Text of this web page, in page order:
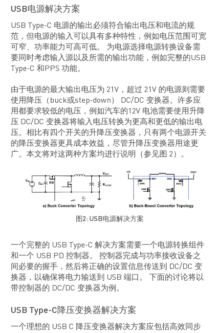
USB电源解决方案
USB Type-C 电源的输出必须符合输出电压和电流的规
范，但电源的输入可以具有多种特性，例如电压范围可宽
可窄、功率能力可高可低。 为电源选择电源转换设备需
要同时考虑输入源以及所需的输出功能，例如完整的USB
Type-C 和PPS 功能。
由于电源的最大输出电压为 21V，超过 21V 的电源则需要
使用降压（buck或step-down） DC/DC 变换器。许多应
用都要求较低的电压，例如汽车的12V 电池需要使用升降
压 DC/DC 变换器将输入电压转换为更高和更低的输出电
压。相比有四个开关的升降压变换器，只有两个电源开关
的降压变换器更具成本效益，尽管升降压变换器用途更
广。本文将对这两种方案均进行说明（参见图 2）。
图2: USB电源解决方案
一个完整的 USB Type-C 解决方案需要一个电源转换组件
和一个 USB PD 控制器。 控制器完成与功率接收设备之
间必要的握手，然后将正确的设置信息传送到 DC/DC 变
换器，以确保将电力输送到 USB 端口。 下面的讨论将以
带控制器的 DC/DC 变换器为例。
USB Type-C降压变换器解决方案
一个理想的 USB C 降压变换器解决方案应包括高效同步